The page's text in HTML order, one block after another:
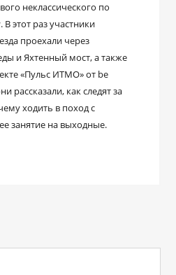
неклассического по
этот раз участники
проехали через
и Яхтенный мост, а также
«Пульс ИТМО» от be
рассказали, как следят за
ходить в поход с
занятие на выходные.